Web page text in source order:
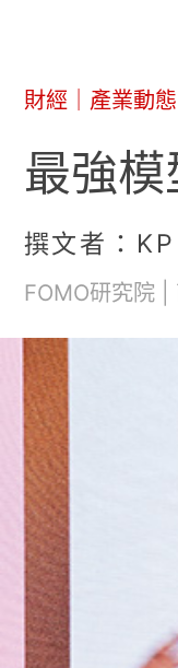
財經 產業動態
最強
撰文者：KP
FOMO研究院